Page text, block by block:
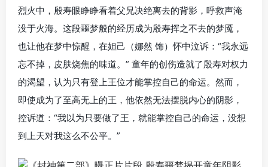
烈火中，殷寿眼睁睁看着父兄决绝离去的背影，呼救声淹
没于火海。这段噩梦般的经历成为殷寿挥之不去的梦魇，
也让他在梦中惊醒，在妲己（娜然 饰）怀中泣诉：“我永远
忘不掉，皮肤烧焦的味道。” 童年的创伤造就了殷寿对权力
的渴望，认为只有登上王位才能掌控自己的命运。然而，
即使成为了至高无上的王，他依然无法摆脱内心的阴影，
控诉道：“我以为只要做了王，就能掌控自己的命运，没想
到上天对我这么不公平。”